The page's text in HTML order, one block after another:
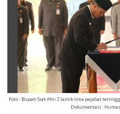
Foto : Bupati Siak Afni Z lantik lima pejabat
Dokumentasi : Humas